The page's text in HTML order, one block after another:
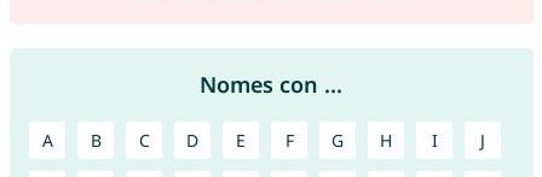
Nomes con ...
A B C D E F G H I J